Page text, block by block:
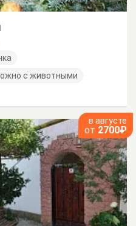
с животными
в августе
от 2700₽